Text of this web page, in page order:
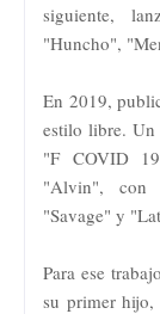
siguiente,
"Huncho",
En 2019,
estilo libre. Un
"F COVID
"Alvin", con
"Savage" y
Para ese
su primer hijo,